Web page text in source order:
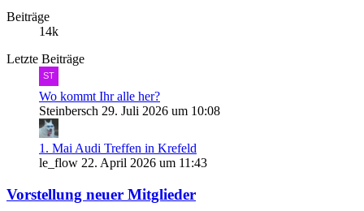
Beiträge
14k
Letzte Beiträge
Wo kommt Ihr alle her?
Steinbersch 29. Juli 2026 um 10:08
1. Mai Audi Treffen in Krefeld
le_flow 22. April 2026 um 11:43
Vorstellung neuer Mitglieder